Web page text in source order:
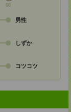
60
男性
しずか
コツコツ